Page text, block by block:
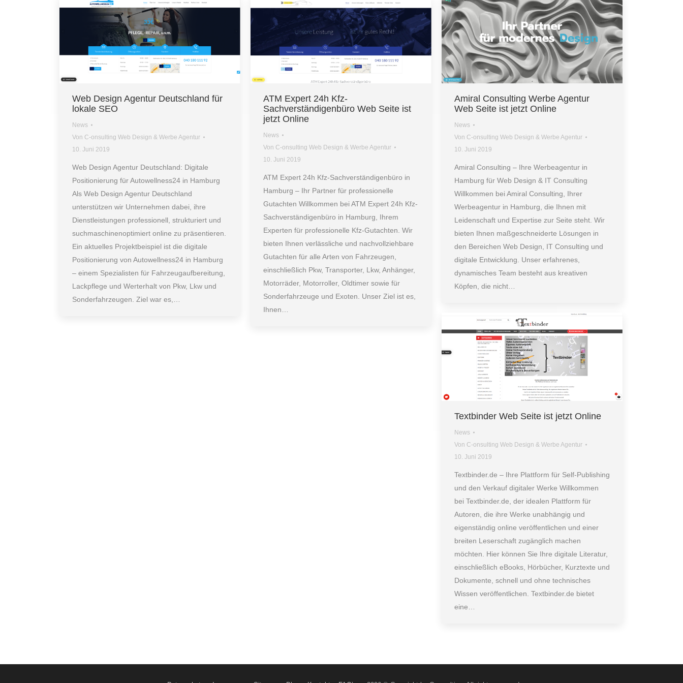
Web Design Agentur Deutschland für
lokale SEO
News
Von C-onsulting Web Design & Werbe Agentur
10. Juni 2019
Web Design Agentur Deutschland: Digitale
Positionierung für Autowellness24 in Hamburg
Als Web Design Agentur Deutschland
unterstützen wir Unternehmen dabei, ihre
Dienstleistungen professionell, strukturiert und
suchmaschinenoptimiert online zu präsentieren.
Ein aktuelles Projektbeispiel ist die digitale
Positionierung von Autowellness24 in Hamburg
– einem Spezialisten für Fahrzeugaufbereitung,
Lackpflege und Werterhalt von Pkw, Lkw und
Sonderfahrzeugen. Ziel war es,…
ATM Expert 24h Kfz-
Sachverständigenbüro Web Seite ist
jetzt Online
News
Von C-onsulting Web Design & Werbe Agentur
10. Juni 2019
ATM Expert 24h Kfz-Sachverständigenbüro in
Hamburg – Ihr Partner für professionelle
Gutachten Willkommen bei ATM Expert 24h Kfz-
Sachverständigenbüro in Hamburg, Ihrem
Experten für professionelle Kfz-Gutachten. Wir
bieten Ihnen verlässliche und nachvollziehbare
Gutachten für alle Arten von Fahrzeugen,
einschließlich Pkw, Transporter, Lkw, Anhänger,
Motorräder, Motorroller, Oldtimer sowie für
Sonderfahrzeuge und Exoten. Unser Ziel ist es,
Ihnen…
Amiral Consulting Werbe Agentur
Web Seite ist jetzt Online
News
Von C-onsulting Web Design & Werbe Agentur
10. Juni 2019
Amiral Consulting – Ihre Werbeagentur in
Hamburg für Web Design & IT Consulting
Willkommen bei Amiral Consulting, Ihrer
Werbeagentur in Hamburg, die Ihnen mit
Leidenschaft und Expertise zur Seite steht. Wir
bieten Ihnen maßgeschneiderte Lösungen in
den Bereichen Web Design, IT Consulting und
digitale Entwicklung. Unser erfahrenes,
dynamisches Team besteht aus kreativen
Köpfen, die nicht…
Textbinder Web Seite ist jetzt Online
News
Von C-onsulting Web Design & Werbe Agentur
10. Juni 2019
Textbinder.de – Ihre Plattform für Self-Publishing
und den Verkauf digitaler Werke Willkommen
bei Textbinder.de, der idealen Plattform für
Autoren, die ihre Werke unabhängig und
eigenständig online veröffentlichen und einer
breiten Leserschaft zugänglich machen
möchten. Hier können Sie Ihre digitale Literatur,
einschließlich eBooks, Hörbücher, Kurztexte und
Dokumente, schnell und ohne technisches
Wissen veröffentlichen. Textbinder.de bietet
eine…